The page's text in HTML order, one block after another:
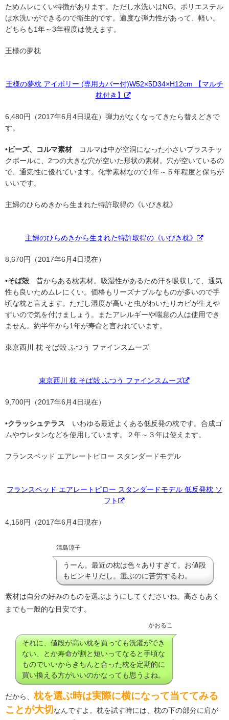
ためムレにくい特徴があります。ただし水洗いはNG。ポリエステル
は水洗いができるので衛生的です。適度な弾力性があって、軽い。
どちらも1年～3年程度は使えます。
王様の夢枕
王様の夢枕 アイボリー (専用カバー付)W52×5D34×H12cm 【マルチ
枕付き】
6,480円（2017年6月4日現在）弾力がなくなってきたら替えどきで
す。
•ビーズ、コルマ素材 コルマは中が空洞になった小さいプラスチッ
クボールに、2つの大きな穴が空いた形状の素材。穴が空いているの
で、通気性に優れています。化学素材なので1年～５年程度と保ちが
いいです。
主婦のひらめきから生まれた特許取得の《いびき枕》
主婦のひらめきから生まれた特許取得の《いびき枕》
8,670円（2017年6月4日現在）
•そば殻 昔からある枕素材。吸湿性があるため汗を吸収して、通気
性も良いためムレにくい。価格もリーズナブルなものが多いので手
頃な枕と言えます。ただし湿度が高いと虫がわいたりカビが生えや
すいので気を付けましょう。またアレルギーや喘息の人は使用でき
ません。約半年から1年が寿命と言われています。
東京西川 枕 そば殻 ふつう ファインスムーズ
東京西川 枕 そば殻 ふつう ファインスムーズ
9,700円（2017年6月4日現在）
•クラッシュテラス いわゆる最近よくある低反発の枕です。合成ゴ
ムやウレタンなどを使用しています。２年～３年は使えます。
フランスベッド エアレートピロー スタンダードモデル
フランスベッド エアレートピロー スタンダードモデル 低反発枕 ソ
フト
4,158円（2017年6月4日現在）
清島涼子
うーん。最近の枕は色々ありすぎて。お値段
もピンキリだし。選ぶのに苦労するわ。
素材は自分の好みのものを選ぶようにしてくださいね。高さもあく
までも一般的な目安です。
かおるこ
それに、値段が高い枕を買っても洗濯ができ
ない、とか寿命が割と短いってなると手頃な
ものでいいからきちんと合った枕を定期的に
買い換える方がいいのかなっても思うよね。
だから、枕を選ぶ時は実際に横になって当ててみる
ことが大切なんですよ。枕を試す時には、枕の下の部分に肩が